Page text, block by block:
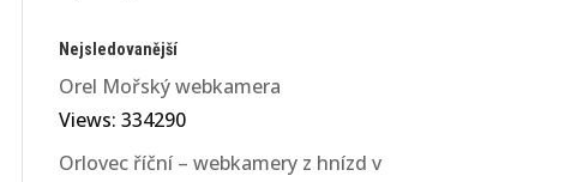
Nejsledovanější
Orel Mořský webkamera
Views: 334290
Orlovec říční – webkamery z hnízd v